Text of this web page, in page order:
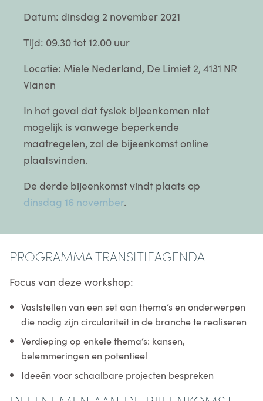
Datum: dinsdag 2 november 2021
Tijd: 09.30 tot 12.00 uur
Locatie: Miele Nederland, De Limiet 2, 4131 NR
Vianen
In het geval dat fysiek bijeenkomen niet
mogelijk is vanwege beperkende
maatregelen, zal de bijeenkomst online
plaatsvinden.
De derde bijeenkomst vindt plaats op
dinsdag 16 november.
PROGRAMMA TRANSITIEAGENDA
Focus van deze workshop:
Vaststellen van een set aan thema’s en onderwerpen
die nodig zijn circulariteit in de branche te realiseren
Verdieping op enkele thema’s: kansen,
belemmeringen en potentieel
Ideeën voor schaalbare projecten bespreken